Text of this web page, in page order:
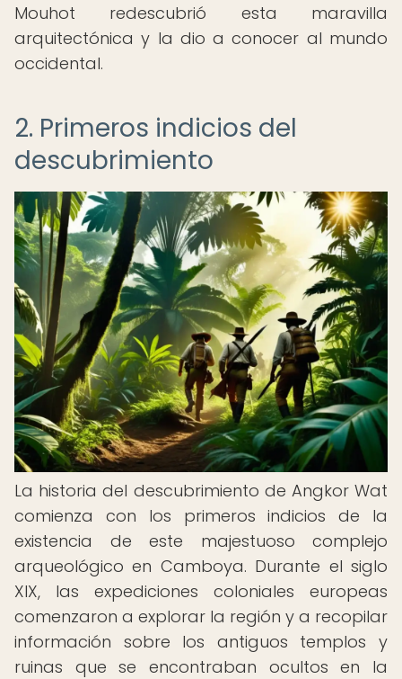
Mouhot redescubrió esta maravilla
arquitectónica y la dio a conocer al mundo
occidental.
2. Primeros indicios del
descubrimiento
La historia del descubrimiento de Angkor Wat
comienza con los primeros indicios de la
existencia de este majestuoso complejo
arqueológico en Camboya. Durante el siglo
XIX, las expediciones coloniales europeas
comenzaron a explorar la región y a recopilar
información sobre los antiguos templos y
ruinas que se encontraban ocultos en la